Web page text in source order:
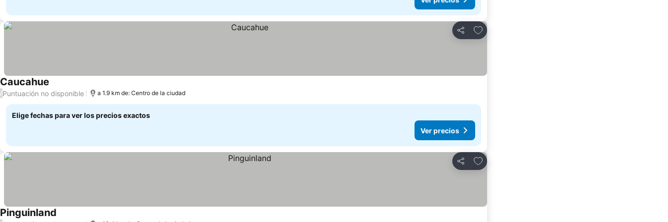
Compartir
Agregar a favoritos
Caucahue
/Puntuación no disponible a 1.9 km de: Centro de la ciudad
Elige fechas para ver los precios exactos
Ver precios
Compartir
Agregar a favoritos
Pinguinland